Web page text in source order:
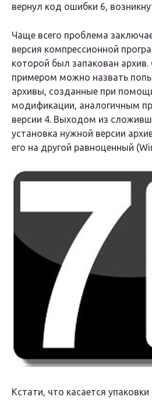
вернул код ошибки 6,
Чаще всего проблема
версия компрессионной
которой был запакован
примером можно назвать
архивы, созданные при
модификации, аналогичным
версии 4. Выходом из
установка нужной версии
его на другой равноценный
Кстати, что касается